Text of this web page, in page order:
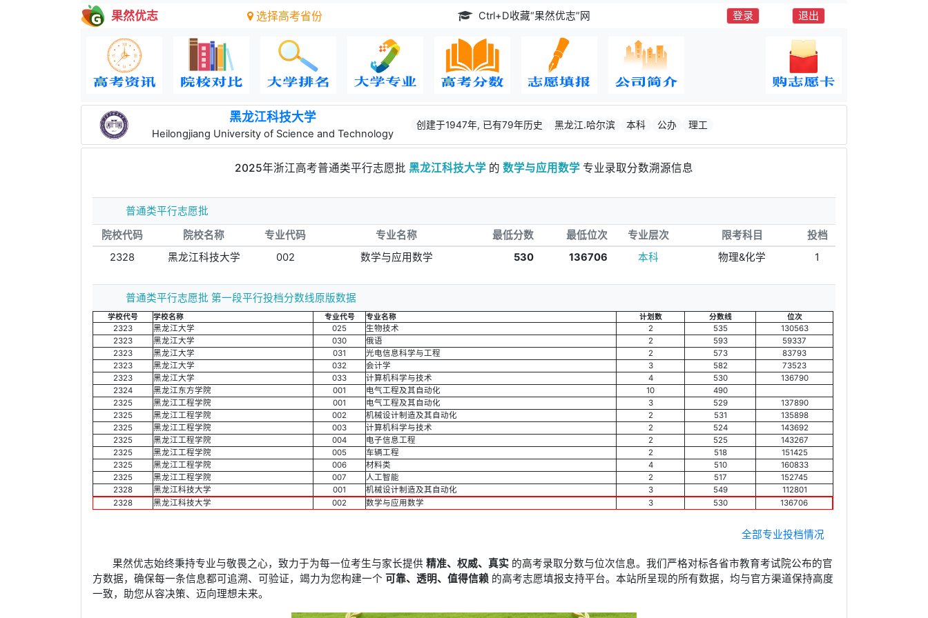
果然优志 选择高考省份 Ctrl+D收藏“果然优志”网 登录 退出
黑龙江科技大学
Heilongjiang University of Science and Technology
创建于1947年, 已有79年历史 黑龙江.哈尔滨 本科 公办 理工
2025年浙江高考普通类平行志愿批 黑龙江科技大学 的 数学与应用数学 专业录取分数溯源信息
普通类平行志愿批
院校代码
院校名称 专业代码 专业名称 最低分数 最低位次 专业层次 限考科目
投档
2328
黑龙江科技大学 002 数学与应用数学 530 136706 本科 物理&化学 1
普通类平行志愿批 第一段平行投档分数线原版数据
学校代号 学校名称 专业代号 专业名称 计划数 分数线 位次
2323 黑龙江大学 025 生物技术 2 535
130563
2323
黑龙江大学 030 俄语 2 593
59337
2323
黑龙江大学 031 光电信息科学与工程 2 573
83793
2323
黑龙江大学 032 会计学 3 582
73523
2323
黑龙江大学 033 计算机科学与技术 4 530
136790
2324
黑龙江东方学院 001 电气工程及其自动化 10
490
2325
黑龙江工程学院 001 电气工程及其自动化 3 529
137890
2325
黑龙江工程学院 002 机械设计制造及其自动化 2 531
135898
2325
黑龙江工程学院 003 计算机科学与技术 2 524
143692
2325
黑龙江工程学院 004 电子信息工程 2 525
143267
2325
黑龙江工程学院 005 车辆工程 2 518
151425
2325
黑龙江工程学院 006 材料类 4 510
160833
2325
黑龙江工程学院 007 人工智能 2 517
152745
2328
黑龙江科技大学 001 机械设计制造及其自动化 3 549
112801
2328
黑龙江科技大学 002 数学与应用数学 3 530 136706
全部专业投档情况
果然优志始终秉持专业与敬畏之心，致力于为每一位考生与家长提供精准、权威、真实 的高考录取分数与位次信息。我们严格对标各省市教育考试院公布的官
方数据，确保每一条信息都可追溯、可验证，竭力为您构建一个 可靠、透明、值得信赖 的高考志愿填报支持平台。本站所呈现的所有数据，均与官方渠道保持高度
一致，助您从容决策、迈向理想未来。